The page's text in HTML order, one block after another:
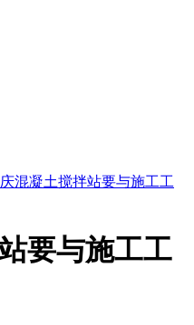
混凝土搅拌站要与施工工
要与施工工